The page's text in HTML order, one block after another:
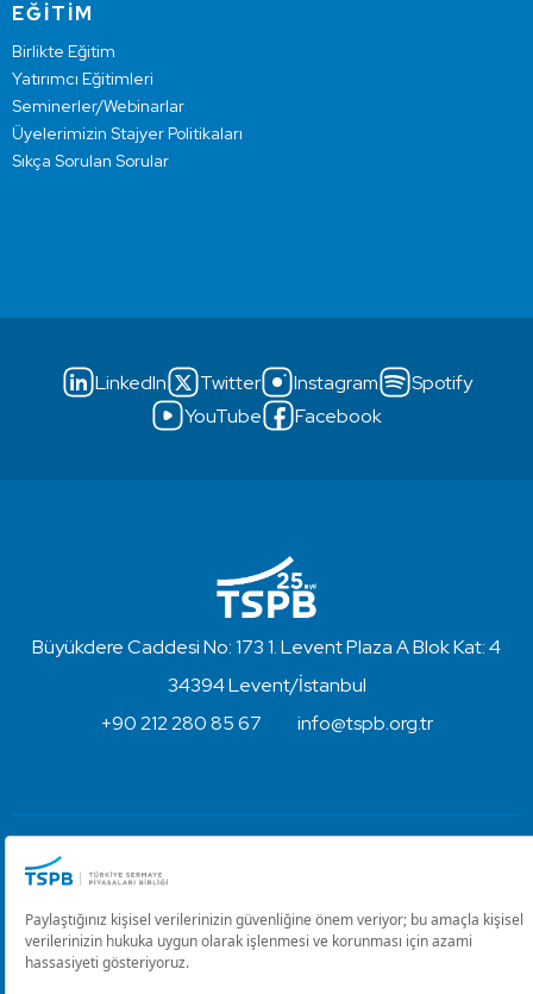
EĞİTİM
Birlikte Eğitim
Yatırımcı Eğitimleri
Seminerler/Webinarlar
Üyelerimizin Stajyer Politikaları
Sıkça Sorulan Sorular
LinkedIn Twitter Instagram
Spotify
YouTube
Facebook
Büyükdere Caddesi No: 173 1. Levent Plaza A Blok Kat: 4
34394 Levent/İstanbul
+90 212 280 85 67
info@tspb.org.tr
Kullanım Koşulları ve Gizlilik
Çerez Ayarlarını Düzenle